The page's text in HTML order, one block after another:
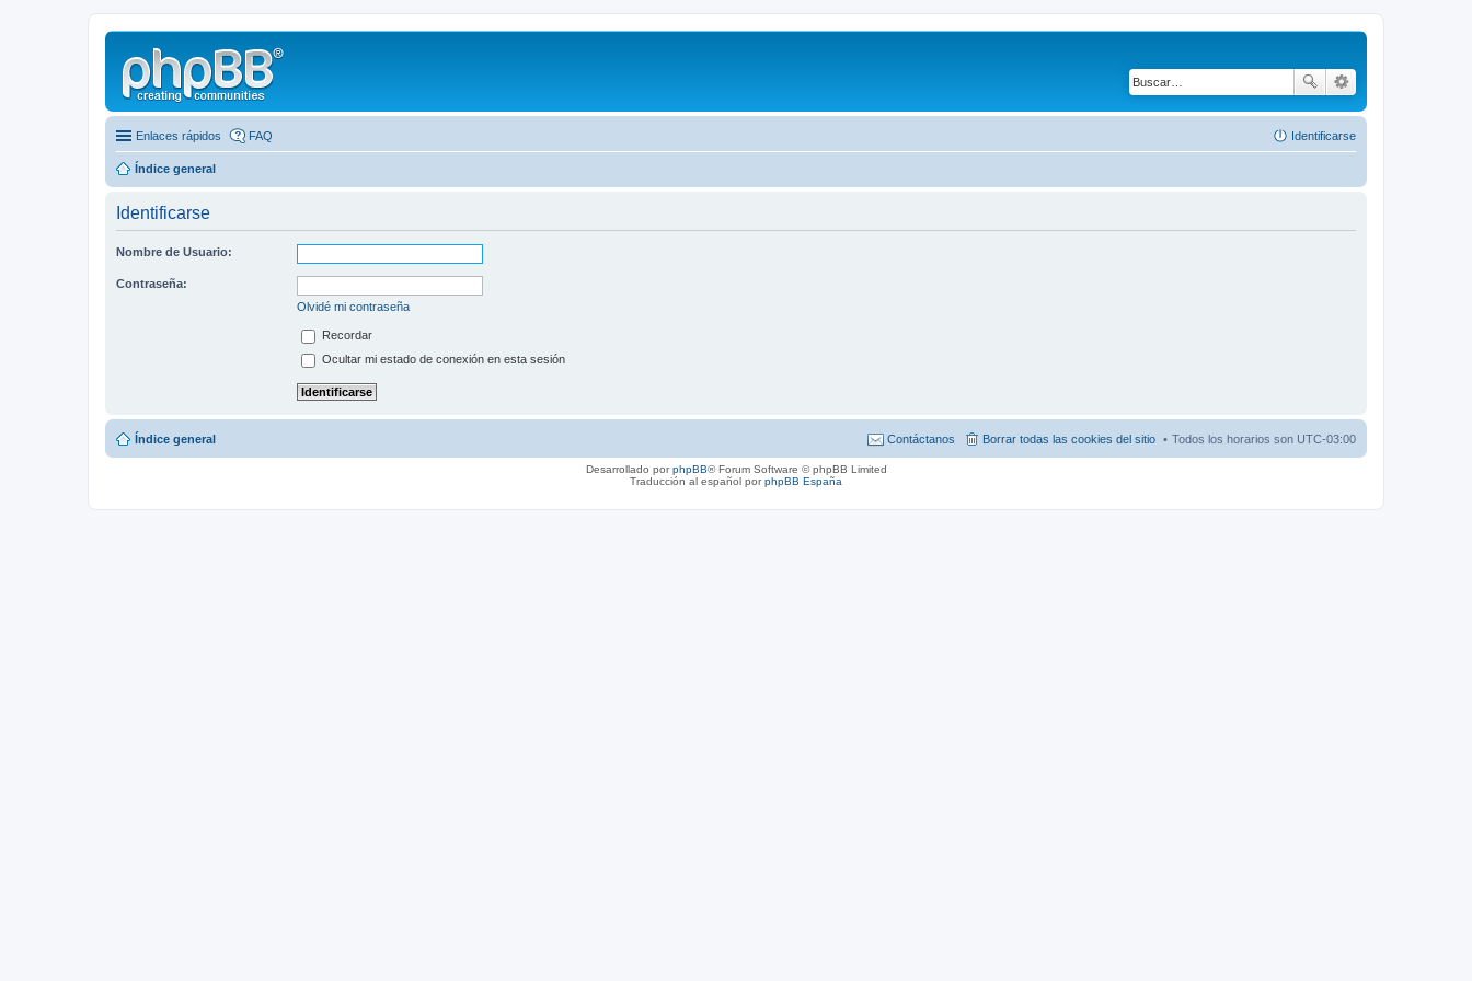
Enlaces rápidos FAQ Identificarse
Índice general
Identificarse
Nombre de Usuario:
Contraseña:
Olvidé mi contraseña
Recordar
Ocultar mi estado de conexión en esta sesión
Índice general Todos los horarios son UTC-03:00
Borrar todas las cookies del sitio
Contáctanos
Desarrollado porphpBB® Forum Software © phpBB Limited
Traducción al español porphpBB España